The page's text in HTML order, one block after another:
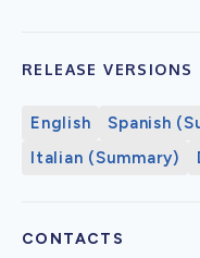
RELEASE VERSIONS
English Spanish
Italian (Summary)
CONTACTS